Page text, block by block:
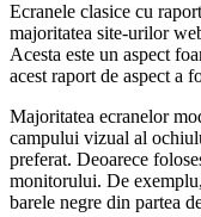
Ecranele clasice cu
majoritatea site-urilor
Acesta este un aspect
acest raport de aspect a
Majoritatea ecranelor
campului vizual al
preferat. Deoarece
monitorului. De
barele negre din partea